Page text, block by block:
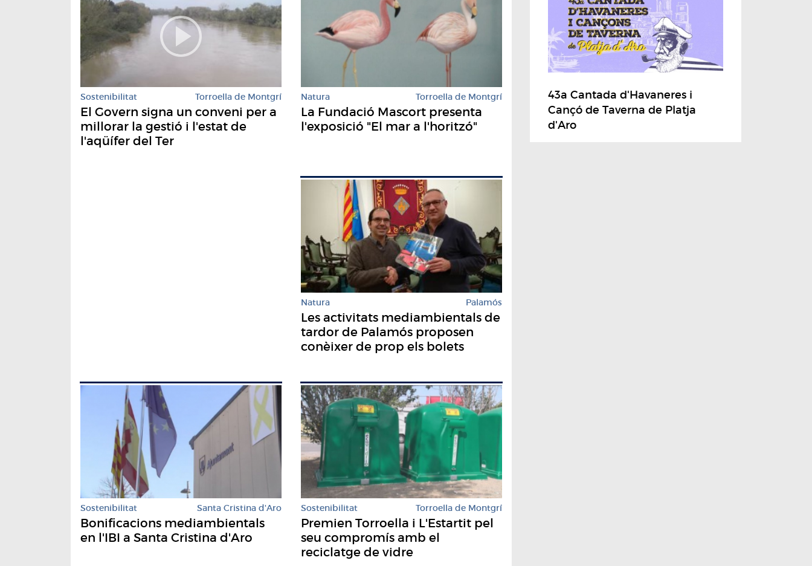
Sostenibilitat Torroella de Montgrí
El Govern signa un conveni per a
millorar la gestió i l'estat de
l'aqüífer del Ter
Natura Torroella de Montgrí
La Fundació Mascort presenta
l'exposició "El mar a l'horitzó"
Natura Palamós
Les activitats mediambientals de
tardor de Palamós proposen
conèixer de prop els bolets
Sostenibilitat Santa Cristina d'Aro
Bonificacions mediambientals
en l'IBI a Santa Cristina d'Aro
Sostenibilitat Torroella de Montgrí
Premien Torroella i L'Estartit pel
seu compromís amb el
reciclatge de vidre
43a Cantada d'Havaneres i
Cançó de Taverna de Platja
d'Aro